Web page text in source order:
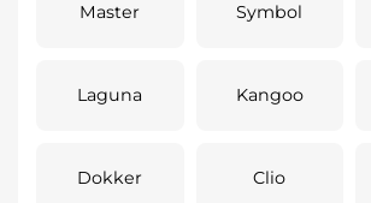
Master Symbol
Laguna Kangoo
Dokker Clio